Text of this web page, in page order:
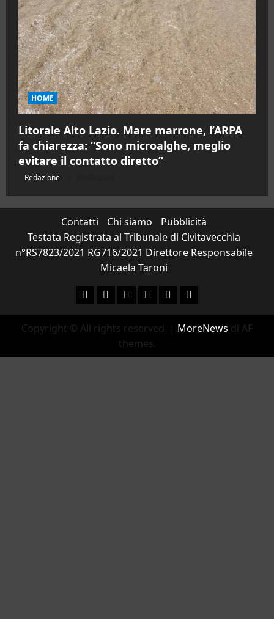
HOME
Litorale Alto Lazio. Mare marrone, l’ARPA
fa chiarezza: “Sono microalghe, meglio
evitare il contatto diretto”
Redazione
Contatti Chi siamo
Pubblicità
Testata Registrata al Tribunale di Civitavecchia
n°RS7823/2021 RG716/2021 Direttore Responsabile
Micaela Taroni
FacebookInstagram
YouTubeTwitterEmailEnte Parco
Copyright © All rights reserved. | MoreNews di AF
themes.